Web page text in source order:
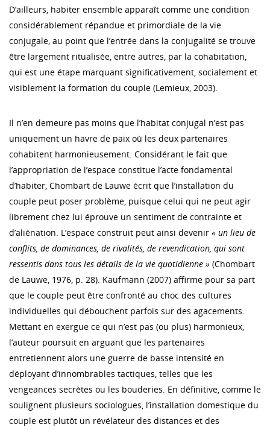
D’ailleurs, habiter ensemble apparaît comme une condition
considérablement répandue et primordiale de la vie
conjugale, au point que l’entrée dans la conjugalité se trouve
être largement ritualisée, entre autres, par la cohabitation,
qui est une étape marquant significativement, socialement et
visiblement la formation du couple (Lemieux, 2003).
Il n’en demeure pas moins que l’habitat conjugal n’est pas
uniquement un havre de paix où les deux partenaires
cohabitent harmonieusement. Considérant le fait que
l’appropriation de l’espace constitue l’acte fondamental
d’habiter, Chombart de Lauwe écrit que l’installation du
couple peut poser problème, puisque celui qui ne peut agir
librement chez lui éprouve un sentiment de contrainte et
d’aliénation. L’espace construit peut ainsi devenir « un lieu de
conflits, de dominances, de rivalités, de revendication, qui sont
ressentis dans tous les détails de la vie quotidienne » (Chombart
de Lauwe, 1976, p. 28). Kaufmann (2007) affirme pour sa part
que le couple peut être confronté au choc des cultures
individuelles qui débouchent parfois sur des agacements.
Mettant en exergue ce qui n’est pas (ou plus) harmonieux,
l’auteur poursuit en arguant que les partenaires
entretiennent alors une guerre de basse intensité en
déployant d’innombrables tactiques, telles que les
vengeances secrètes ou les bouderies. En définitive, comme le
soulignent plusieurs sociologues, l’installation domestique du
couple est plutôt un révélateur des distances et des